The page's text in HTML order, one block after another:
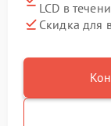
LCD в
Скидка для